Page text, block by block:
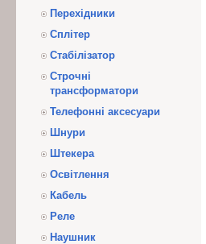
Перехідники
Сплітер
Стабілізатор
Строчні
трансформатори
Телефонні аксесуари
Шнури
Штекера
Освітлення
Кабель
Реле
Наушник